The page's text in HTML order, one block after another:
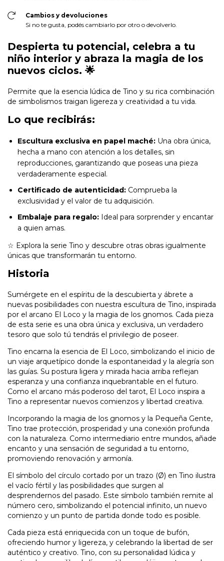
Cambios y devoluciones
Si no te gusta, podés cambiarlo por otro o devolverlo.
Despierta tu potencial, celebra a tu
niño interior y abraza la magia de los
nuevos ciclos. 🌟
Permite que la esencia lúdica de Tino y su rica combinación
de simbolismos traigan ligereza y creatividad a tu vida.
Lo que recibirás:
Escultura exclusiva en papel maché: Una obra única,
hecha a mano con atención a los detalles, sin
reproducciones, garantizando que poseas una pieza
verdaderamente especial.
Certificado de autenticidad: Comprueba la
exclusividad y el valor de tu adquisición.
Embalaje para regalo: Ideal para sorprender y encantar
a quien amas.
☆ Explora la serie Tino y descubre otras obras igualmente
únicas que transformarán tu entorno.
Historia
Sumérgete en el espíritu de la descubierta y ábrete a
nuevas posibilidades con nuestra escultura de Tino, inspirada
por el arcano El Loco y la magia de los gnomos. Cada pieza
de esta serie es una obra única y exclusiva, un verdadero
tesoro que solo tú tendrás el privilegio de poseer.
Tino encarna la esencia de El Loco, simbolizando el inicio de
un viaje arquetípico donde la espontaneidad y la alegría son
las guías. Su postura ligera y mirada hacia arriba reflejan
esperanza y una confianza inquebrantable en el futuro.
Como el arcano más poderoso del tarot, El Loco inspira a
Tino a representar nuevos comienzos y libertad creativa.
Incorporando la magia de los gnomos y la Pequeña Gente,
Tino trae protección, prosperidad y una conexión profunda
con la naturaleza. Como intermediario entre mundos, añade
encanto y una sensación de seguridad a tu entorno,
promoviendo renovación y armonía.
El símbolo del círculo cortado por un trazo (Ø) en Tino ilustra
el vacío fértil y las posibilidades que surgen al
desprendernos del pasado. Este símbolo también remite al
número cero, simbolizando el potencial infinito, un nuevo
comienzo y un punto de partida donde todo es posible.
Cada pieza está enriquecida con un toque de bufón,
ofreciendo humor y ligereza, y celebrando la libertad de ser
auténtico y creativo. Tino, con su personalidad lúdica y